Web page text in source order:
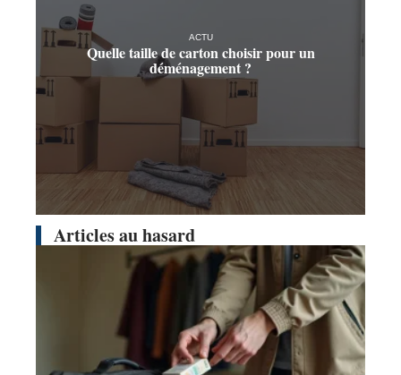
ACTU
Quelle taille de carton choisir pour un
déménagement ?
Articles au hasard